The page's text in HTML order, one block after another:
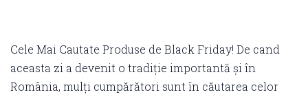
Cele Mai Cautate Produse de Black Friday! De cand
aceasta zi a devenit o tradiție importantă și în
România, mulți cumpărători sunt în căutarea celor